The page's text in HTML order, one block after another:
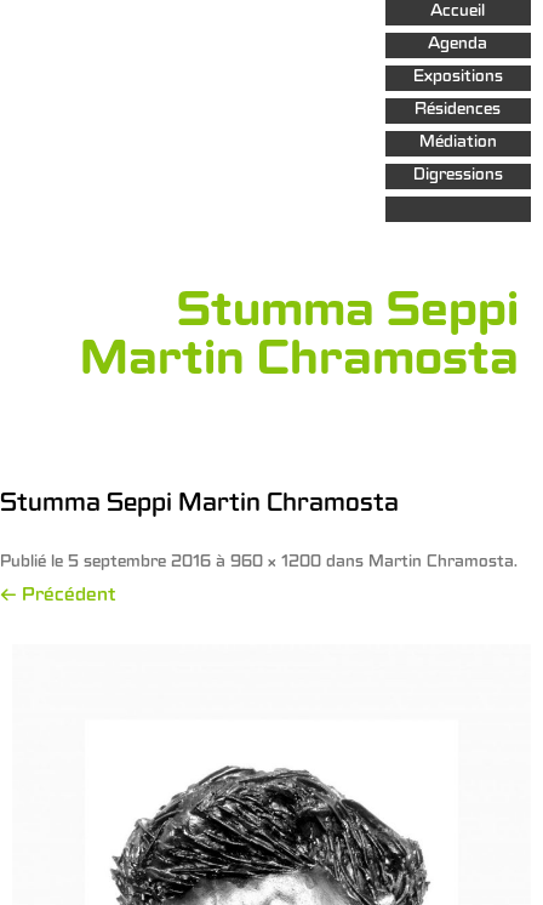
Aller au
contenu
principal
Accueil
Agenda
Expositions
Résidences
Médiation
Digressions
Stumma Seppi
Martin Chramosta
Stumma Seppi Martin Chramosta
Publié le 5 septembre 2016 à 960 × 1200 dans Martin Chramosta.
← Précédent